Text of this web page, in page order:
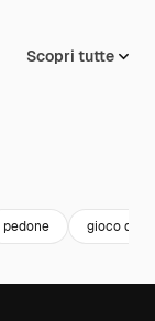
Scopri tutte
pedone gioco da